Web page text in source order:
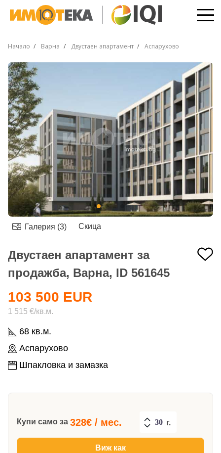
Начало Варна Двустаен апартамент Аспарухово
Галерия (3) Скица
Двустаен апартамент за
продажба, Варна, ID 561645
68 кв.м.
Аспарухово
Шпакловка и замазка
103 500 EUR
1 515 €/кв.м.
Купи само за 328€ / мес. г.
Виж как